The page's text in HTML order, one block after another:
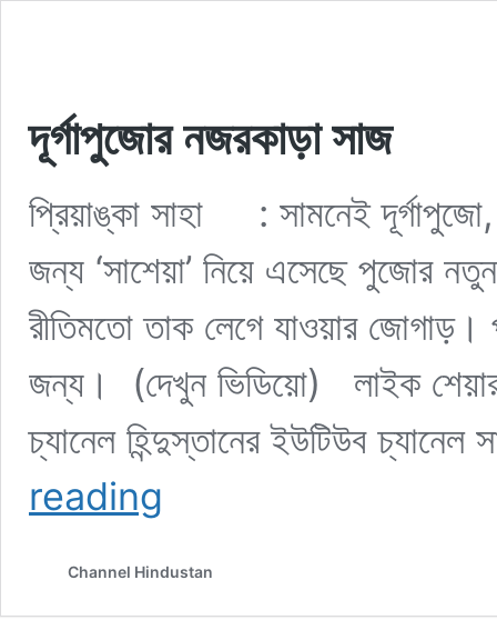
দূর্গাপুজোর নজরকাড়া সাজ
প্রিয়াঙ্কা সাহা : সামনেই
জন্য ‘সাশেয়া’ নিয়ে এসেছে পুজোর
রীতিমতো তাক লেগে যাওয়ার
জন্য। (দেখুন ভিডিয়ো) লাইক শেয়ার
চ্যানেল হিন্দুস্তানের ইউটিউব
reading
Channel Hindustan